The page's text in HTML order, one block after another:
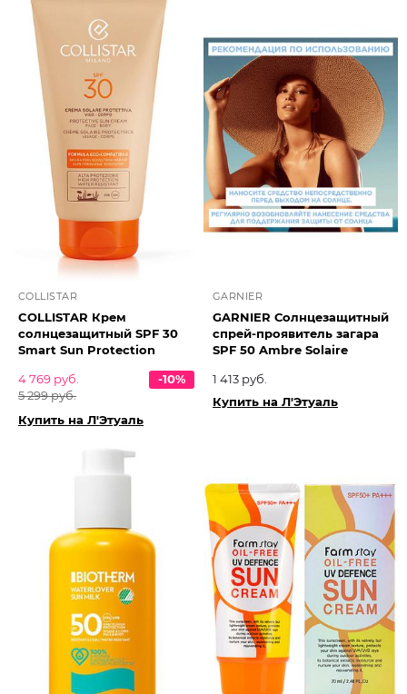
COLLISTAR
COLLISTAR Крем
солнцезащитный SPF 30
Smart Sun Protection
4 769 руб.
5 299 руб.
-10%
Купить на Л'Этуаль
GARNIER
GARNIER Солнцезащитный
спрей-проявитель загара
SPF 50 Ambre Solaire
1 413 руб.
Купить на Л'Этуаль